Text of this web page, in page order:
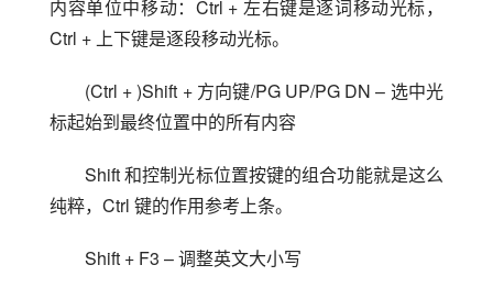
内容单位中移动：Ctrl + 左右键是逐词移动光标，
Ctrl + 上下键是逐段移动光标。
(Ctrl + )Shift + 方向键/PG UP/PG DN – 选中光
标起始到最终位置中的所有内容
Shift 和控制光标位置按键的组合功能就是这么
纯粹，Ctrl 键的作用参考上条。
Shift + F3 – 调整英文大小写